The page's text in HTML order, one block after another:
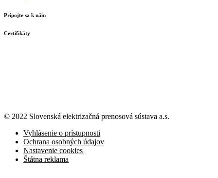
Pripojte sa k nám
Certifikáty
© 2022 Slovenská elektrizačná prenosová sústava a.s.
Vyhlásenie o prístupnosti
Ochrana osobných údajov
Nastavenie cookies
Štátna reklama